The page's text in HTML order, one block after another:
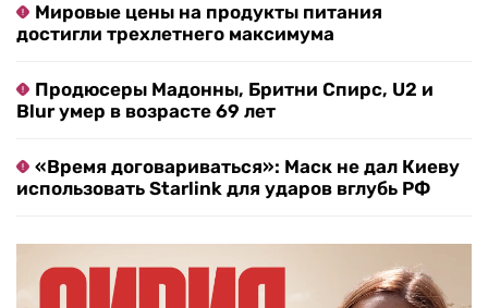
Мировые цены на продукты питания
достигли трехлетнего максимума
Продюсеры Мадонны, Бритни Спирс, U2 и
Blur умер в возрасте 69 лет
«Время договариваться»: Маск не дал Киеву
использовать Starlink для ударов вглубь РФ